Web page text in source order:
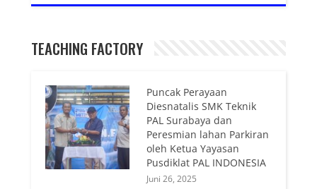
TEACHING FACTORY
Puncak Perayaan
Diesnatalis SMK Teknik
PAL Surabaya dan
Peresmian lahan Parkiran
oleh Ketua Yayasan
Pusdiklat PAL INDONESIA
Juni 26, 2025